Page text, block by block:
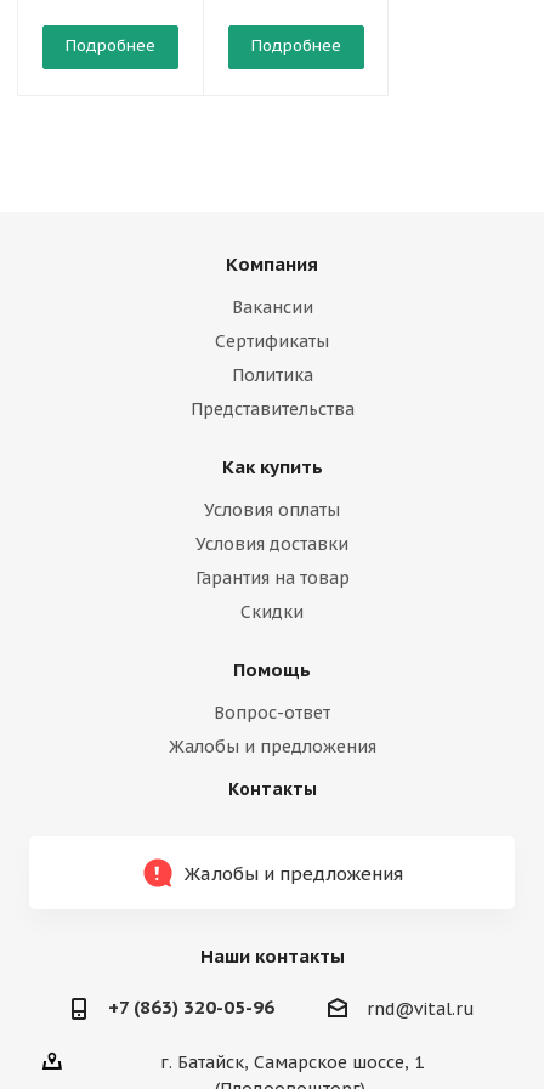
Подробнее Подробнее
Компания
Вакансии
Сертификаты
Политика
Представительства
Как купить
Условия оплаты
Условия доставки
Гарантия на товар
Скидки
Помощь
Вопрос-ответ
Жалобы и предложения
Контакты
Жалобы и предложения
Наши контакты
+7 (863) 320-05-96 rnd@vital.ru
г. Батайск, Самарское шоссе, 1